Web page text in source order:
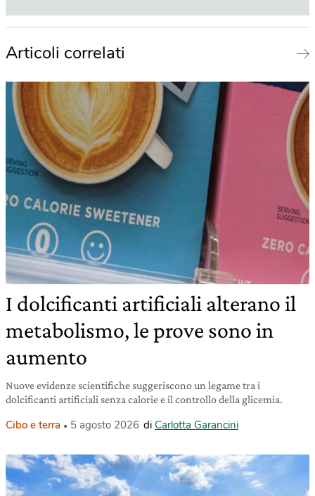
Articoli correlati
I dolcificanti artificiali alterano il
metabolismo, le prove sono in
aumento
Nuove evidenze scientifiche suggeriscono un legame tra i
dolcificanti artificiali senza calorie e il controllo della glicemia.
Cibo e terra 5 agosto 2026 di Carlotta Garancini